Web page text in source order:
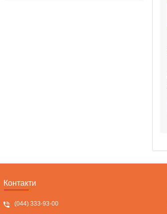
Контакти
(044) 333-93-00